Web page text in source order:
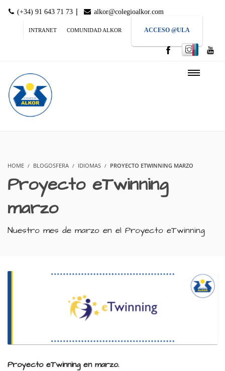
(+34) 91 643 71 73 | alkor@colegioalkor.com
INTRANET COMUNIDAD ALKOR ACCESO @ULA
HOME BLOGOSFERA IDIOMAS PROYECTO ETWINNING MARZO
Proyecto eTwinning
marzo
Nuestro mes de marzo en el Proyecto eTwinning
Proyecto eTwinning en marzo.